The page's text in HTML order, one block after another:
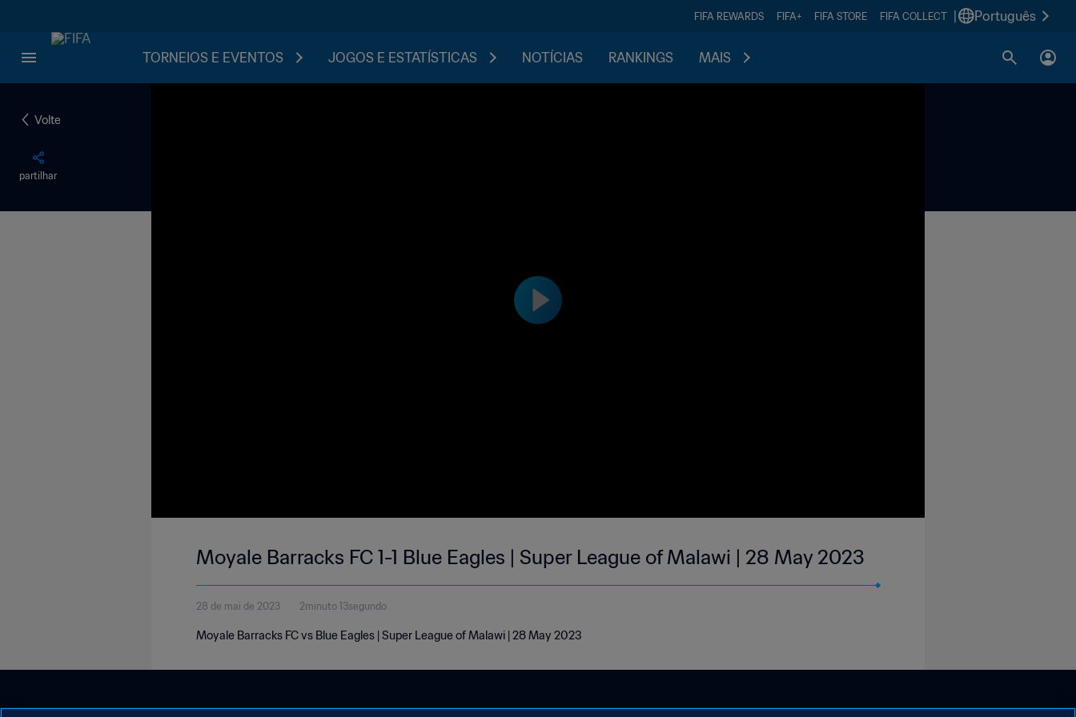
FIFA REWARDS FIFA+ FIFA STORE FIFA COLLECT Português
TORNEIOS E EVENTOS JOGOS E ESTATÍSTICAS NOTÍCIAS RANKINGS MAIS
Volte
partilhar
Moyale Barracks FC 1-1 Blue Eagles | Super League of Malawi | 28 May 2023
28 de mai de 2023 2minuto 13segundo
Moyale Barracks FC vs Blue Eagles | Super League of Malawi | 28 May 2023